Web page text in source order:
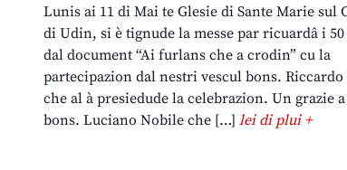
Lunis ai 11 di Mai te Glesie di Sante Marie sul
di Udin, si è tignude la messe par ricuardâ i 50
dal document “Ai furlans che a crodin” cu la
partecipazion dal nestri vescul bons. Riccardo
che al à presiedude la celebrazion. Un grazie
bons. Luciano Nobile che […] lei di plui +